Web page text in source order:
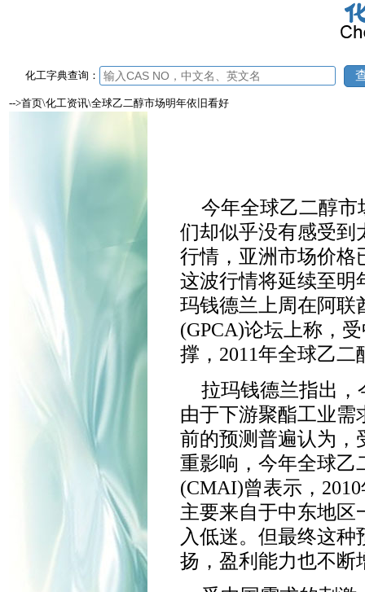
化工字典查询：
-->首页\化工资讯\全球乙二醇市场明年依旧看好
今年全球乙二醇
们却似乎没有感受到
行情，亚洲市场价格
这波行情将延续至明
玛钱德兰上周在阿联
(GPCA)论坛上称，
撑，2011年全球乙
拉玛钱德兰指出
由于下游聚酯工业需
前的预测普遍认为，
重影响，今年全球乙
(CMAI)曾表示，
主要来自于中东地区
入低迷。但最终这
扬，盈利能力也不断